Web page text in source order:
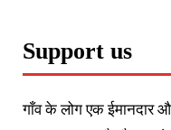
Support us
गाँव के लोग एक ईमानदार